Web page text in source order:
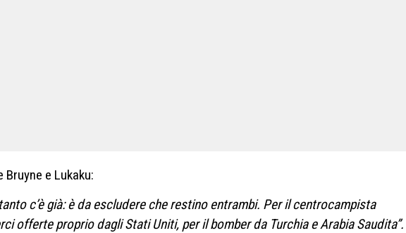
e Lukaku:
c’è già: è da escludere che restino entrambi. Per il centrocampista
offerte proprio dagli Stati Uniti, per il bomber da Turchia e Arabia Saudita”.